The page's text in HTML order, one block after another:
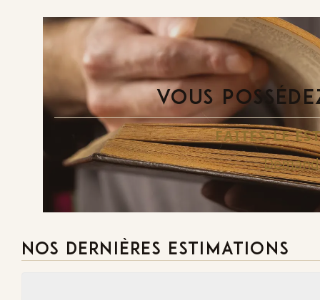
VOUS
FAITES-LE
NOS DERNIÈRES ESTIMATIONS